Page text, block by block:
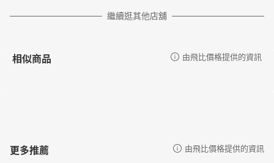
繼續逛其他店舖
相似商品 由飛比價格提供的資訊
更多推薦 由飛比價格提供的資訊